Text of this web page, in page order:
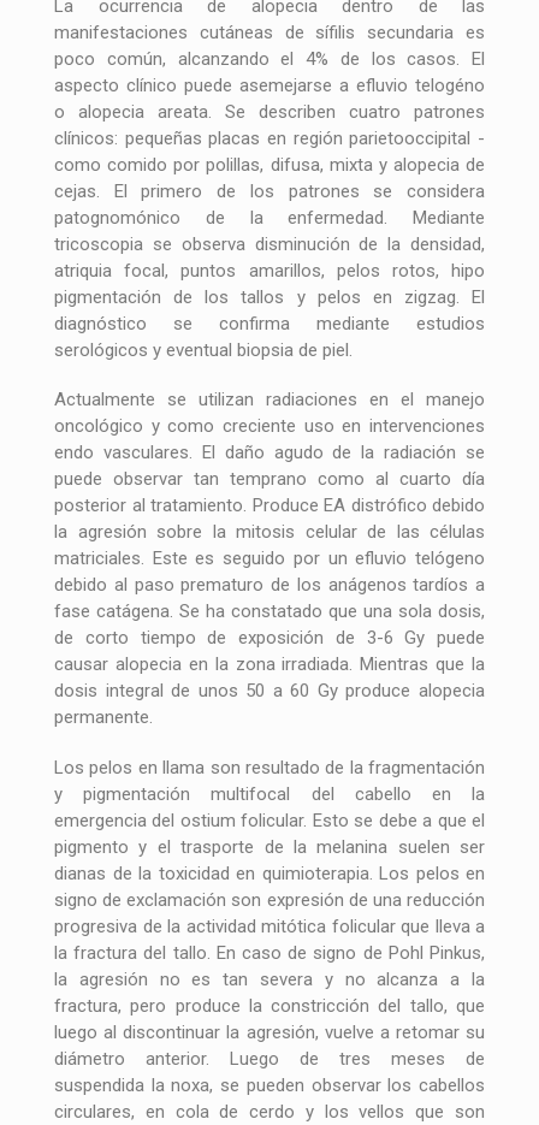
La ocurrencia de alopecia dentro de las
manifestaciones cutáneas de sífilis secundaria es
poco común, alcanzando el 4% de los casos. El
aspecto clínico puede asemejarse a efluvio telogéno
o alopecia areata. Se describen cuatro patrones
clínicos: pequeñas placas en región parietooccipital -
como comido por polillas, difusa, mixta y alopecia de
cejas. El primero de los patrones se considera
patognomónico de la enfermedad. Mediante
tricoscopia se observa disminución de la densidad,
atriquia focal, puntos amarillos, pelos rotos, hipo
pigmentación de los tallos y pelos en zigzag. El
diagnóstico se confirma mediante estudios
serológicos y eventual biopsia de piel.
Actualmente se utilizan radiaciones en el manejo
oncológico y como creciente uso en intervenciones
endo vasculares. El daño agudo de la radiación se
puede observar tan temprano como al cuarto día
posterior al tratamiento. Produce EA distrófico debido
la agresión sobre la mitosis celular de las células
matriciales. Este es seguido por un efluvio telógeno
debido al paso prematuro de los anágenos tardíos a
fase catágena. Se ha constatado que una sola dosis,
de corto tiempo de exposición de 3-6 Gy puede
causar alopecia en la zona irradiada. Mientras que la
dosis integral de unos 50 a 60 Gy produce alopecia
permanente.
Los pelos en llama son resultado de la fragmentación
y pigmentación multifocal del cabello en la
emergencia del ostium folicular. Esto se debe a que el
pigmento y el trasporte de la melanina suelen ser
dianas de la toxicidad en quimioterapia. Los pelos en
signo de exclamación son expresión de una reducción
progresiva de la actividad mitótica folicular que lleva a
la fractura del tallo. En caso de signo de Pohl Pinkus,
la agresión no es tan severa y no alcanza a la
fractura, pero produce la constricción del tallo, que
luego al discontinuar la agresión, vuelve a retomar su
diámetro anterior. Luego de tres meses de
suspendida la noxa, se pueden observar los cabellos
circulares, en cola de cerdo y los vellos que son